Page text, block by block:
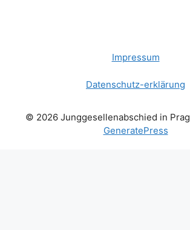
Impressum
Datenschutz-erklärung
© 2026 Junggesellenabschied in Prag
GeneratePress